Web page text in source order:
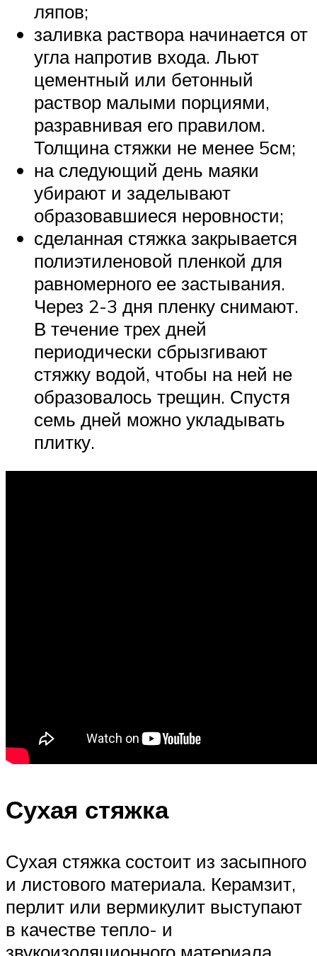
ляпов;
заливка раствора начинается от
угла напротив входа. Льют
цементный или бетонный
раствор малыми порциями,
разравнивая его правилом.
Толщина стяжки не менее 5см;
на следующий день маяки
убирают и заделывают
образовавшиеся неровности;
сделанная стяжка закрывается
полиэтиленовой пленкой для
равномерного ее застывания.
Через 2-3 дня пленку снимают.
В течение трех дней
периодически сбрызгивают
стяжку водой, чтобы на ней не
образовалось трещин. Спустя
семь дней можно укладывать
плитку.
Сухая стяжка
Сухая стяжка состоит из засыпного
и листового материала. Керамзит,
перлит или вермикулит выступают
в качестве тепло- и